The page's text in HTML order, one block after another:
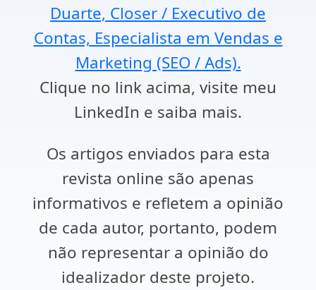
Duarte, Closer / Executivo de
Contas, Especialista em Vendas e
Marketing (SEO / Ads).
Clique no link acima, visite meu
LinkedIn e saiba mais.
Os artigos enviados para esta
revista online são apenas
informativos e refletem a opinião
de cada autor, portanto, podem
não representar a opinião do
idealizador deste projeto.